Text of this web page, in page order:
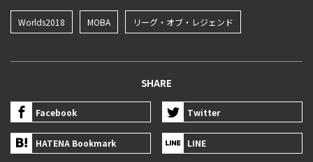
Worlds2018 MOBA リーグ・オブ・レジェンド
SHARE
Facebook Twitter
HATENA Bookmark LINE